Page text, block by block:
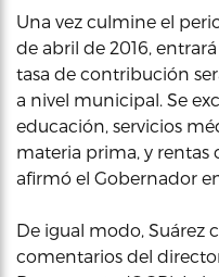
Una vez culmine el
de abril de 2016,
tasa de contribución
a nivel municipal. Se
educación, servicios
materia prima, y rentas
afirmó el Gobernador
De igual modo,
comentarios del